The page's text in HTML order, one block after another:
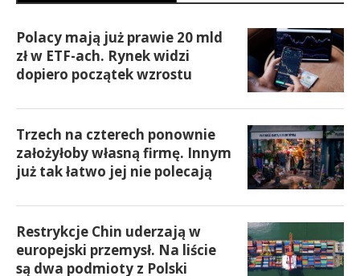
Polacy mają już prawie 20 mld
zł w ETF-ach. Rynek widzi
dopiero początek wzrostu
Trzech na czterech ponownie
założyłoby własną firmę. Innym
już tak łatwo jej nie polecają
Restrykcje Chin uderzają w
europejski przemysł. Na liście
są dwa podmioty z Polski